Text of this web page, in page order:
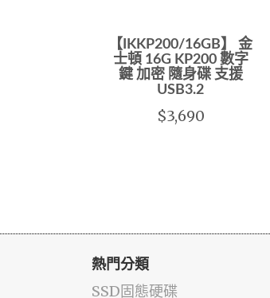
【IKKP200/16GB】 金
士頓 16G KP200 數字
鍵 加密 隨身碟 支援
USB3.2
$3,690
熱門分類
SSD固態硬碟